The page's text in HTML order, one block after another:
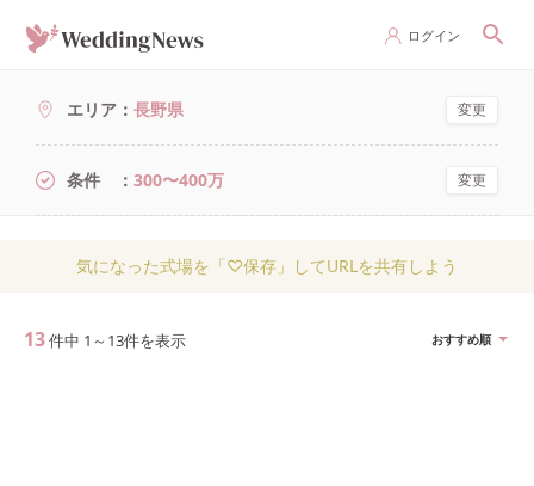
ログイン
エリア 長野県 変更
条件 300〜400万 変更
気になった式場を「♡保存」してURLを共有しよう
13件中 1 ～ 13件を表示 おすすめ順